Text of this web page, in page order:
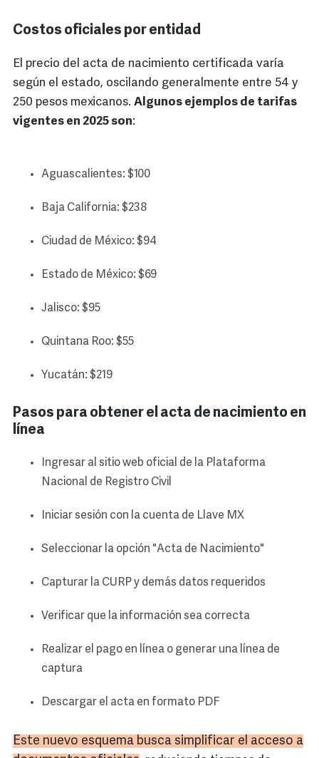
Costos oficiales por entidad
El precio del acta de nacimiento certificada varía
según el estado, oscilando generalmente entre 54 y
250 pesos mexicanos. Algunos ejemplos de tarifas
vigentes en 2025 son:
Aguascalientes: $100
Baja California: $238
Ciudad de México: $94
Estado de México: $69
Jalisco: $95
Quintana Roo: $55
Yucatán: $219
Pasos para obtener el acta de nacimiento en
línea
Ingresar al sitio web oficial de la Plataforma
Nacional de Registro Civil
Iniciar sesión con la cuenta de Llave MX
Seleccionar la opción "Acta de Nacimiento"
Capturar la CURP y demás datos requeridos
Verificar que la información sea correcta
Realizar el pago en línea o generar una línea de
captura
Descargar el acta en formato PDF
Este nuevo esquema busca simplificar el acceso a